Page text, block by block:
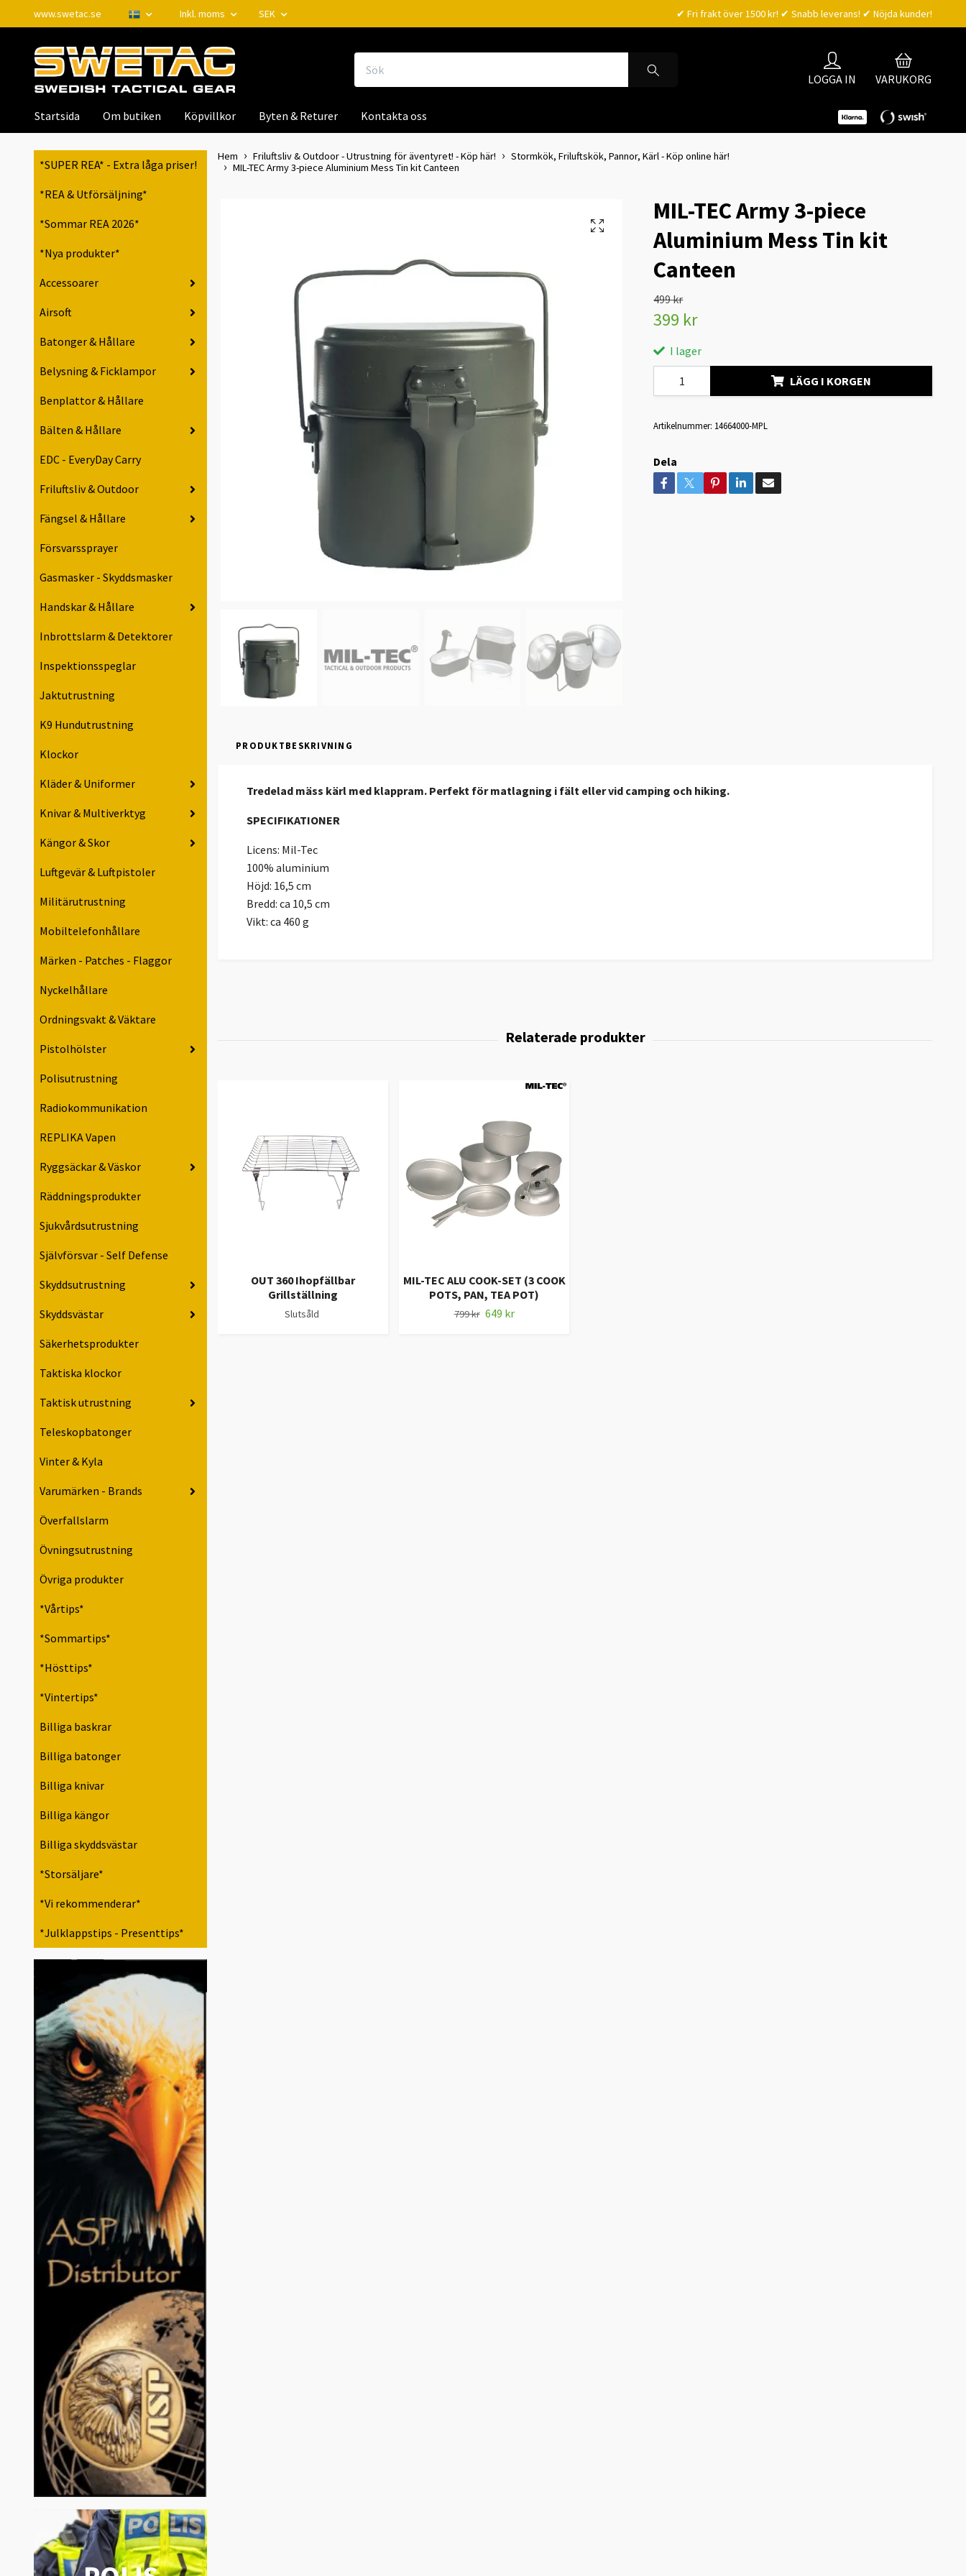
www.swetac.se Inkl. moms SEK ✔ Fri frakt över 1500 kr! ✔ Snabb leverans! ✔ Nöjda kunder!
LOGGA IN VARUKORG
Startsida Om butiken Köpvillkor Byten & Returer Kontakta oss
*SUPER REA* - Extra låga priser!
*REA & Utförsäljning*
*Sommar REA 2026*
*Nya produkter*
Accessoarer
Airsoft
Batonger & Hållare
Belysning & Ficklampor
Benplattor & Hållare
Bälten & Hållare
EDC - EveryDay Carry
Friluftsliv & Outdoor
Fängsel & Hållare
Försvarssprayer
Gasmasker - Skyddsmasker
Handskar & Hållare
Inbrottslarm & Detektorer
Inspektionsspeglar
Jaktutrustning
K9 Hundutrustning
Klockor
Kläder & Uniformer
Knivar & Multiverktyg
Kängor & Skor
Luftgevär & Luftpistoler
Militärutrustning
Mobiltelefonhållare
Märken - Patches - Flaggor
Nyckelhållare
Ordningsvakt & Väktare
Pistolhölster
Polisutrustning
Radiokommunikation
REPLIKA Vapen
Ryggsäckar & Väskor
Räddningsprodukter
Sjukvårdsutrustning
Självförsvar - Self Defense
Skyddsutrustning
Skyddsvästar
Säkerhetsprodukter
Taktiska klockor
Taktisk utrustning
Teleskopbatonger
Vinter & Kyla
Varumärken - Brands
Överfallslarm
Övningsutrustning
Övriga produkter
*Vårtips*
*Sommartips*
*Hösttips*
*Vintertips*
Billiga baskrar
Billiga batonger
Billiga knivar
Billiga kängor
Billiga skyddsvästar
*Storsäljare*
*Vi rekommenderar*
*Julklappstips - Presenttips*
Hem Friluftsliv & Outdoor - Utrustning för äventyret! - Köp här!
Stormkök, Friluftskök, Pannor, Kärl - Köp online här!
MIL-TEC Army 3-piece Aluminium Mess Tin kit Canteen
MIL-TEC Army 3-piece
Aluminium Mess Tin kit
Canteen
499 kr
399 kr
I lager
LÄGG I KORGEN
Artikelnummer: 14664000-MPL
Dela
PRODUKTBESKRIVNING
Tredelad mäss kärl med klappram. Perfekt för matlagning i fält eller vid camping och hiking.
SPECIFIKATIONER
Licens: Mil-Tec
100% aluminium
Höjd: 16,5 cm
Bredd: ca 10,5 cm
Vikt: ca 460 g
OUT 360 Ihopfällbar
Grillställning
Slutsåld
MIL-TEC ALU COOK-SET (3 COOK
POTS, PAN, TEA POT)
799 kr 649 kr